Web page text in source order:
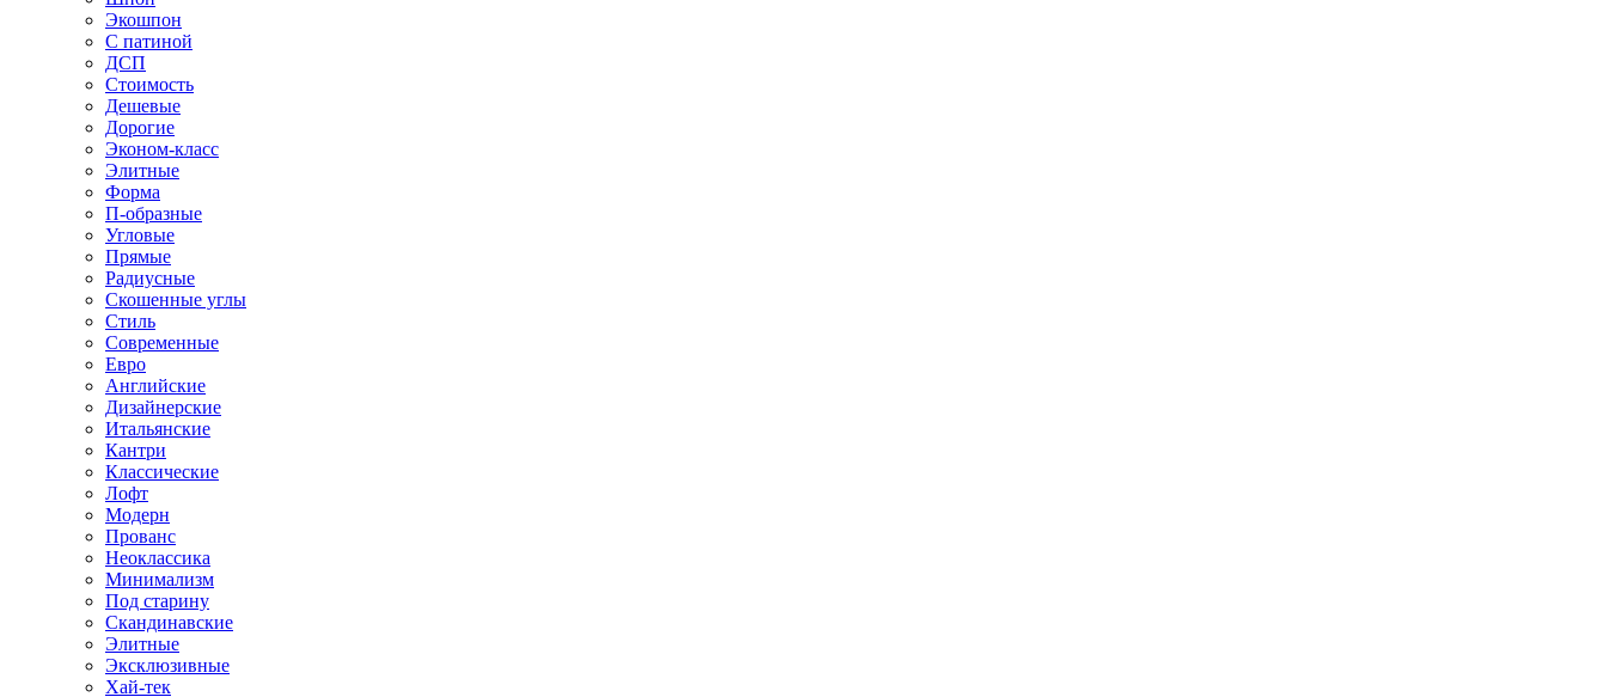
Экошпон
С патиной
ДСП
Стоимость
Дешевые
Дорогие
Эконом-класс
Элитные
Форма
П-образные
Угловые
Прямые
Радиусные
Скошенные углы
Стиль
Современные
Евро
Английские
Дизайнерские
Итальянские
Кантри
Классические
Лофт
Модерн
Прованс
Неоклассика
Минимализм
Под старину
Скандинавские
Элитные
Эксклюзивные
Хай-тек